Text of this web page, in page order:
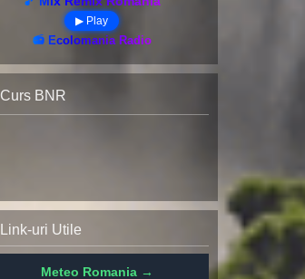
▶ Play
📻 Ecolomania Radio
Curs BNR
Link-uri Utile
Meteo Romania →